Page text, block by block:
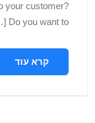
your customer?
Do you want to […]
קרא עוד